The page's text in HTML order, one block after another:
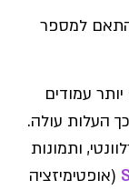
למספר
עמודים
העלות עולה.
ותמונות
(אופטימיזציה